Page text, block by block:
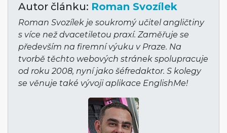
Autor článku: Roman Svozílek
Roman Svozílek je soukromý učitel angličtiny
s více než dvacetiletou praxí. Zaměřuje se
především na firemní výuku v Praze. Na
tvorbě těchto webových stránek spolupracuje
od roku 2008, nyní jako šéfredaktor. S kolegy
se věnuje také vývoji aplikace EnglishMe!